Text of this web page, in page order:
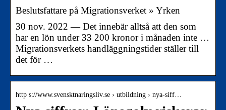
Beslutsfattare på Migrationsverket » Yrken
30 nov. 2022 — Det innebär alltså att den som
har en lön under 33 200 kronor i månaden inte …
Migrationsverkets handläggningstider ställer till
det för …
http s://www.svensktnaringsliv.se › utbildning › nya-siff…